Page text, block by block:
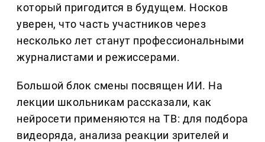
который пригодится в будущем. Носков
уверен, что часть участников через
несколько лет станут профессиональными
журналистами и режиссерами.
Большой блок смены посвящен ИИ. На
лекции школьникам рассказали, как
нейросети применяются на ТВ: для подбора
видеоряда, анализа реакции зрителей и